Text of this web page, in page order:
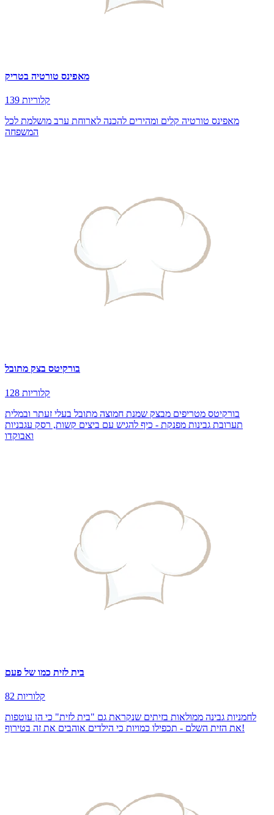
מאפינס טורטיה בטריק
139 קלוריות
מאפינס טורטיה קלים ומהירים להכנה לארוחת ערב מושלמת לכל
המשפחה
בורקיטס בצק מתובל
128 קלוריות
בורקיטס מטריפים מבצק שמנת חמוצה מתובל בעלי זעתר ובמלית
תערובת גבינות מפנקת - כיף להגיש עם ביצים קשות, רסק עגבניות
ואבוקדו
בית לזית כמו של פעם
82 קלוריות
לחמניות גבינה ממולאות בזיתים שנקראת גם "בית לזית" כי הן עוטפות
את הזית השלם - תכפילו כמויות כי הילדים אוהבים את זה בטירוף!